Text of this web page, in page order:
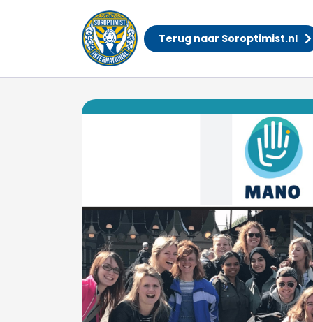
Terug naar Soroptimist.nl
Stichting Mano –